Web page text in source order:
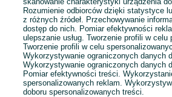
E-mail
Hasło
Rozumienie odbiorców dzięki statystyce
z różnych źródeł. Przechowywanie
dostęp do nich. Pomiar efektywności
ulepszanie usług. Tworzenie profili w celu
Tworzenie profili w celu
Wykorzystywanie ograniczonych danych
Wykorzystywanie ograniczonych danych
Pomiar efektywności treści.
spersonalizowanych reklam.
doboru spersonalizowanych treści.